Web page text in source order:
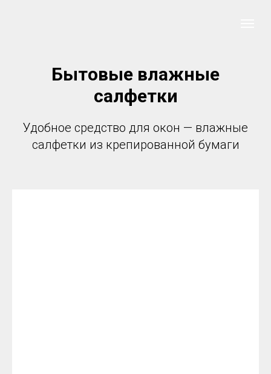
Бытовые влажные
салфетки
Удобное средство для окон — влажные
салфетки из крепированной бумаги